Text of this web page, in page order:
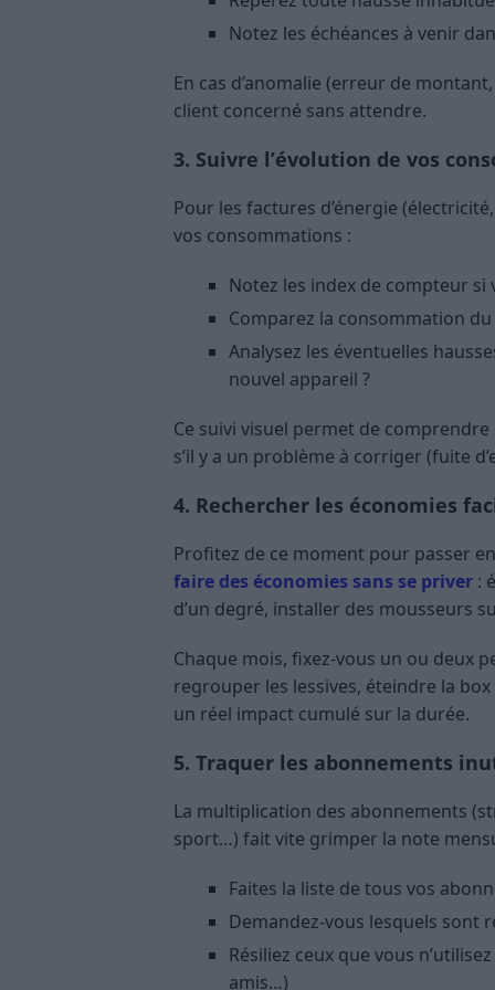
Notez les échéances à venir
En cas d’anomalie (erreur de
client concerné sans attendre.
3. Suivre l’évolution de vos
Pour les factures d’énergie
vos consommations :
Notez les index de compteur si
Comparez la consommation
Analysez les éventuelles
nouvel appareil ?
Ce suivi visuel permet de
s’il y a un problème à corriger (fuite
4. Rechercher les économies
Profitez de ce moment pour passer
faire des économies sans se priver :
d’un degré, installer des mousseurs
Chaque mois, fixez-vous un ou deux
regrouper les lessives, éteindre la
un réel impact cumulé sur la durée.
5. Traquer les abonnements
La multiplication des abonnements
sport…) fait vite grimper la note
Faites la liste de tous vos
Demandez-vous lesquels sont
Résiliez ceux que vous
amis…)